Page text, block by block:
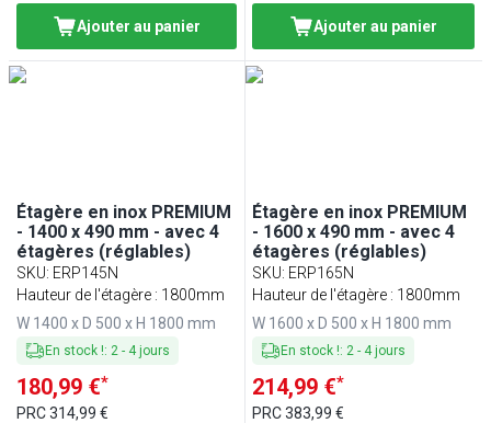
Ajouter au panier Ajouter au panier
Étagère en inox PREMIUM
- 1400 x 490 mm - avec 4
étagères (réglables)
SKU: ERP145N
Hauteur de l'étagère : 1800mm
W 1400 x D 500 x H 1800 mm
En stock !: 2- 4 jours
180,99 €*
PRC314,99 €
Étagère en inox PREMIUM
- 1600 x 490 mm - avec 4
étagères (réglables)
SKU: ERP165N
Hauteur de l'étagère : 1800mm
W 1600 x D 500 x H 1800 mm
En stock !: 2 - 4 jours
214,99 €*
PRC383,99 €